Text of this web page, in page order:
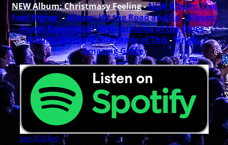
NEW Album: Christmasy Feeling -NEW Album: Five
Feet Higher-Album: Hit the Road and Go-Album:
Prison Experience-Album: Home of the Blues-
Album: Memories are Made of This-Single:
Amazing Grace
hier Klicken